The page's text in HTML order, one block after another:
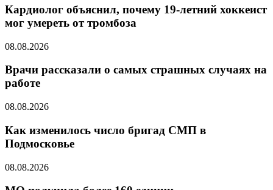
Кардиолог объяснил, почему 19-летний хоккеист
мог умереть от тромбоза
08.08.2026
Врачи рассказали о самых страшных случаях на
работе
08.08.2026
Как изменилось число бригад СМП в
Подмосковье
08.08.2026